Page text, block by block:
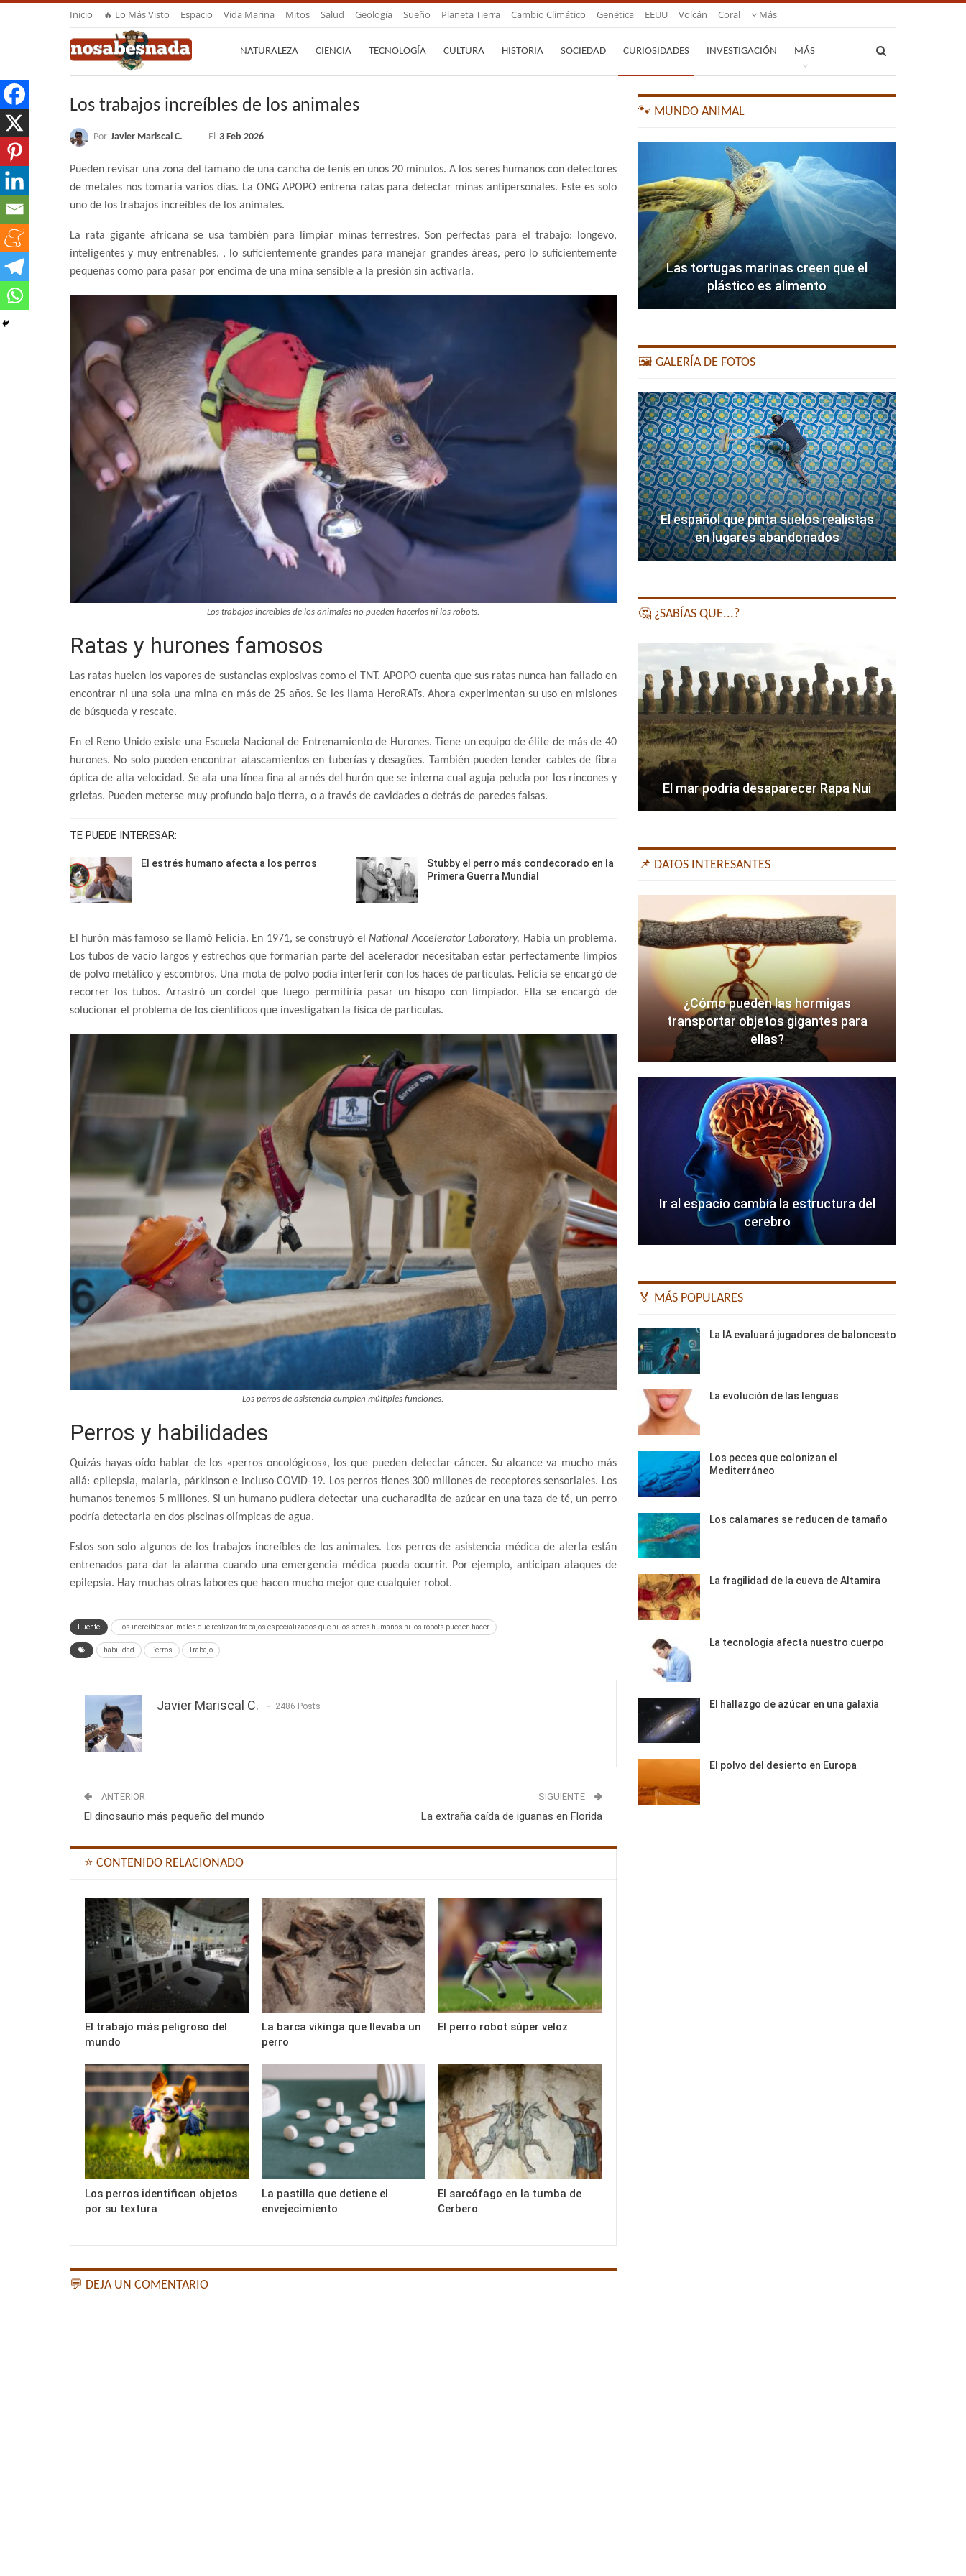
Inicio 🔥 Lo Más Visto Espacio Vida Marina Mitos Salud Geología Sueño Planeta Tierra Cambio Climático Genética EEUU Volcán Coral Más
NATURALEZA CIENCIA TECNOLOGÍA CULTURA HISTORIA SOCIEDAD CURIOSIDADES INVESTIGACIÓN MÁS
Los trabajos increíbles de los animales
Por Javier Mariscal C. El 3 Feb 2026
Pueden revisar una zona del tamaño de una cancha de tenis en unos 20 minutos. A los seres humanos con detectores
de metales nos tomaría varios días. La ONG APOPO entrena ratas para detectar minas antipersonales. Este es solo
uno de los trabajos increíbles de los animales.
La rata gigante africana se usa también para limpiar minas terrestres. Son perfectas para el trabajo: longevo,
inteligentes y muy entrenables. , lo suficientemente grandes para manejar grandes áreas, pero lo suficientemente
pequeñas como para pasar por encima de una mina sensible a la presión sin activarla.
Los trabajos increíbles de los animales no pueden hacerlos ni los robots.
Ratas y hurones famosos
Las ratas huelen los vapores de sustancias explosivas como el TNT. APOPO cuenta que sus ratas nunca han fallado en
encontrar ni una sola una mina en más de 25 años. Se les llama HeroRATs. Ahora experimentan su uso en misiones
de búsqueda y rescate.
En el Reno Unido existe una Escuela Nacional de Entrenamiento de Hurones. Tiene un equipo de élite de más de 40
hurones. No solo pueden encontrar atascamientos en tuberías y desagües. También pueden tender cables de fibra
óptica de alta velocidad. Se ata una línea fina al arnés del hurón que se interna cual aguja peluda por los rincones y
grietas. Pueden meterse muy profundo bajo tierra, o a través de cavidades o detrás de paredes falsas.
TE PUEDE INTERESAR:
El estrés humano afecta a los perros
Stubby el perro más condecorado en la
Primera Guerra Mundial
El hurón más famoso se llamó Felicia. En 1971, se construyó elNational Accelerator Laboratory. Había un problema.
Los tubos de vacío largos y estrechos que formarían parte del acelerador necesitaban estar perfectamente limpios
de polvo metálico y escombros. Una mota de polvo podía interferir con los haces de partículas. Felicia se encargó de
recorrer los tubos. Arrastró un cordel que luego permitiría pasar un hisopo con limpiador. Ella se encargó de
solucionar el problema de los científicos que investigaban la física de partículas.
Los perros de asistencia cumplen múltiples funciones.
Perros y habilidades
Quizás hayas oído hablar de los «perros oncológicos», los que pueden detectar cáncer. Su alcance va mucho más
allá: epilepsia, malaria, párkinson e incluso COVID-19. Los perros tienes 300 millones de receptores sensoriales. Los
humanos tenemos 5 millones. Si un humano pudiera detectar una cucharadita de azúcar en una taza de té, un perro
podría detectarla en dos piscinas olímpicas de agua.
Estos son solo algunos de los trabajos increíbles de los animales. Los perros de asistencia médica de alerta están
entrenados para dar la alarma cuando una emergencia médica pueda ocurrir. Por ejemplo, anticipan ataques de
epilepsia. Hay muchas otras labores que hacen mucho mejor que cualquier robot.
Fuente Los increíbles animales que realizan trabajos especializados que ni los seres humanos ni los robots pueden hacer
habilidad Perros Trabajo
Javier Mariscal C. 2486 Posts
ANTERIOR
El dinosaurio más pequeño del mundo
SIGUIENTE
La extraña caída de iguanas en Florida
⭐ CONTENIDO RELACIONADO
El trabajo más peligroso del
mundo
La barca vikinga que llevaba un
perro
El perro robot súper veloz
Los perros identifican objetos
por su textura
La pastilla que detiene el
envejecimiento
El sarcófago en la tumba de
Cerbero
💬 DEJA UN COMENTARIO
🐾 MUNDO ANIMAL
Las tortugas marinas creen que el
plástico es alimento
🖼️ GALERÍA DE FOTOS
El español que pinta suelos realistas
en lugares abandonados
🤔 ¿SABÍAS QUE...?
El mar podría desaparecer Rapa Nui
📌 DATOS INTERESANTES
¿Cómo pueden las hormigas
transportar objetos gigantes para
ellas?
Ir al espacio cambia la estructura del
cerebro
🏅 MÁS POPULARES
La IA evaluará jugadores de baloncesto
La evolución de las lenguas
Los peces que colonizan el
Mediterráneo
Los calamares se reducen de tamaño
La fragilidad de la cueva de Altamira
La tecnología afecta nuestro cuerpo
El hallazgo de azúcar en una galaxia
El polvo del desierto en Europa